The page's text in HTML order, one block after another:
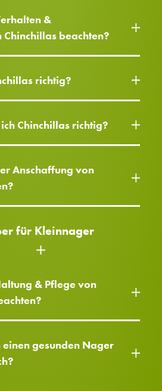
&
beachten?
richtig?
Chinchillas richtig?
Anschaffung von
für Kleinnager
& Pflege von
gesunden Nager